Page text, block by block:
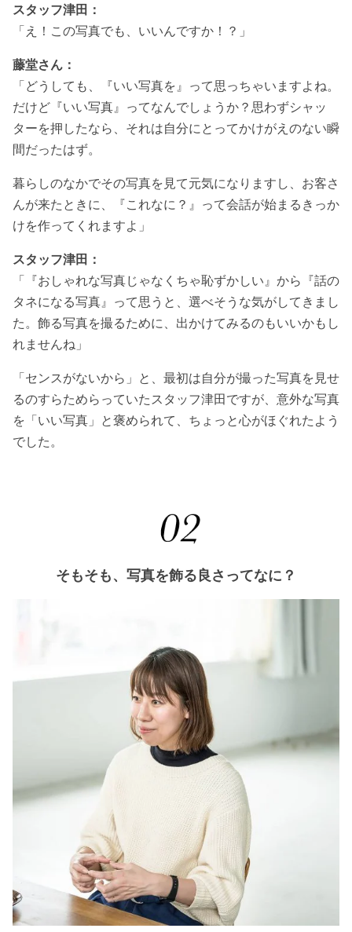
スタッフ津田：
「え！この写真でも、いいんですか！？」
藤堂さん：
「どうしても、『いい写真を』って思っちゃいますよね。
だけど『いい写真』ってなんでしょうか？思わずシャッ
ターを押したなら、それは自分にとってかけがえのない瞬
間だったはず。
暮らしのなかでその写真を見て元気になりますし、お客さ
んが来たときに、『これなに？』って会話が始まるきっか
けを作ってくれますよ」
スタッフ津田：
「『おしゃれな写真じゃなくちゃ恥ずかしい』から『話の
タネになる写真』って思うと、選べそうな気がしてきまし
た。飾る写真を撮るために、出かけてみるのもいいかもし
れませんね」
「センスがないから」と、最初は自分が撮った写真を見せ
るのすらためらっていたスタッフ津田ですが、意外な写真
を「いい写真」と褒められて、ちょっと心がほぐれたよう
でした。
そもそも、写真を飾る良さってなに？